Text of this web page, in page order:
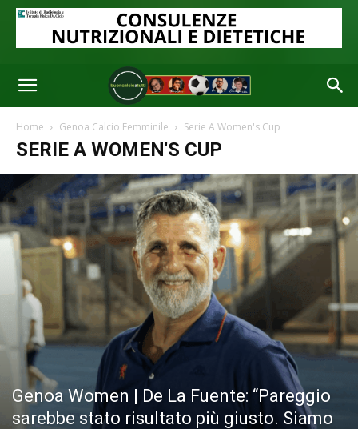
Home Genoa Calcio Femminile Serie A Women's Cup
SERIE A WOMEN'S CUP
Genoa Women | De La Fuente: “Pareggio
sarebbe stato risultato più giusto. Siamo